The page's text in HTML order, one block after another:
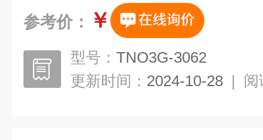
参考价： ￥
型号： TNO3G-3062
更新时间： 2024-10-28 | 阅